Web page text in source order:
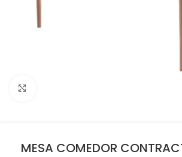
MESA COMEDOR